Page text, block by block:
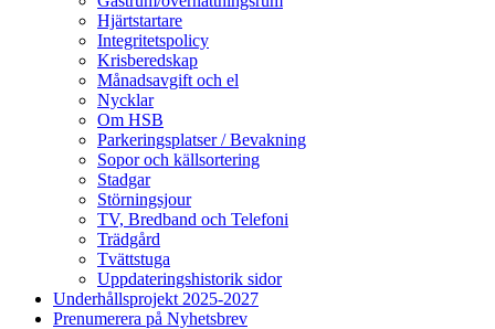
Hjärtstartare
Integritetspolicy
Krisberedskap
Månadsavgift och el
Nycklar
Om HSB
Parkeringsplatser / Bevakning
Sopor och källsortering
Stadgar
Störningsjour
TV, Bredband och Telefoni
Trädgård
Tvättstuga
Uppdateringshistorik sidor
Underhållsprojekt 2025-2027
Prenumerera på Nyhetsbrev